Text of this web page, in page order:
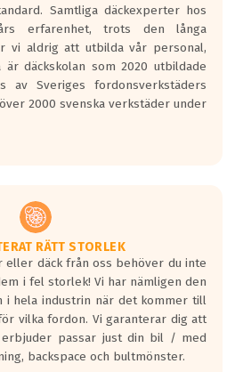
ut för
där däcken
där det ligger
på
h brukar
det finnas
vågar. Hög
svarta vågor
påvisar om det är
Samtliga däckexperter hos
erfarenhet, trots den långa
vi aldrig att utbilda vår personal,
däckskolan som 2020 utbildade
av Sveriges fordonsverkstäders
2000 svenska verkstäder under
RÄTT STORLEK
eller däck från oss behöver du inte
i fel storlek! Vi har nämligen den
i hela industrin när det kommer till
vilka fordon. Vi garanterar dig att
passar just din bil / med
backspace och bultmönster.